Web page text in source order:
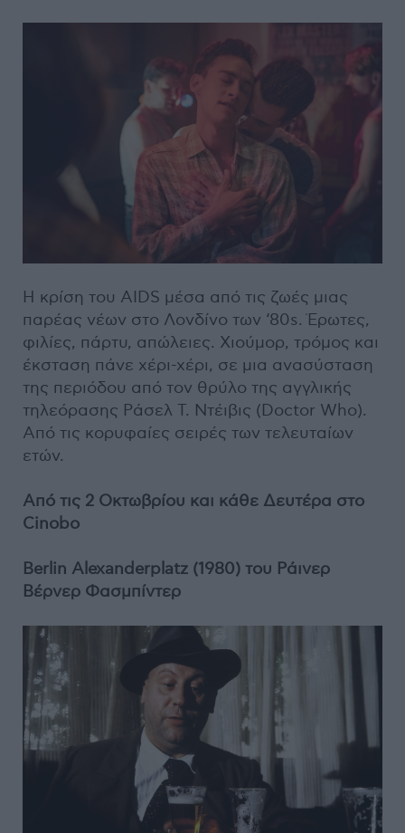
Η κρίση του AIDS μέσα από τις ζωές μιας
παρέας νέων στο Λονδίνο των ‘80s. Έρωτες,
φιλίες, πάρτυ, απώλειες. Χιούμορ, τρόμος και
έκσταση πάνε χέρι-χέρι, σε μια ανασύσταση
της περιόδου από τον θρύλο της αγγλικής
τηλεόρασης Ράσελ Τ. Ντέιβις (Doctor Who).
Από τις κορυφαίες σειρές των τελευταίων
ετών.
Από τις 2 Οκτωβρίου και κάθε Δευτέρα στο
Cinobo
Berlin Alexanderplatz (1980) του Ράινερ
Βέρνερ Φασμπίντερ